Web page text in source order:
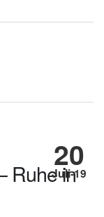
20
Juli-19
Ruhe in